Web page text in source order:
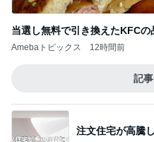
Amebaトピックス